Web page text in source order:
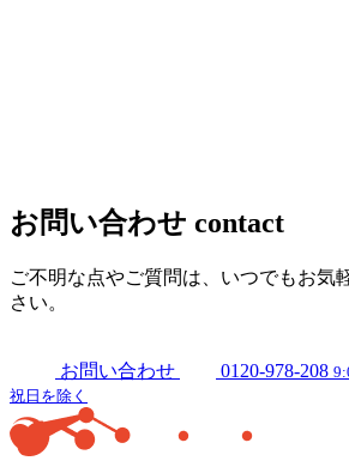
お問い合わせ contact
ご不明な点やご質問は、いつでもお気
さい。
お問い合わせ 0120-978-208
祝日を除く